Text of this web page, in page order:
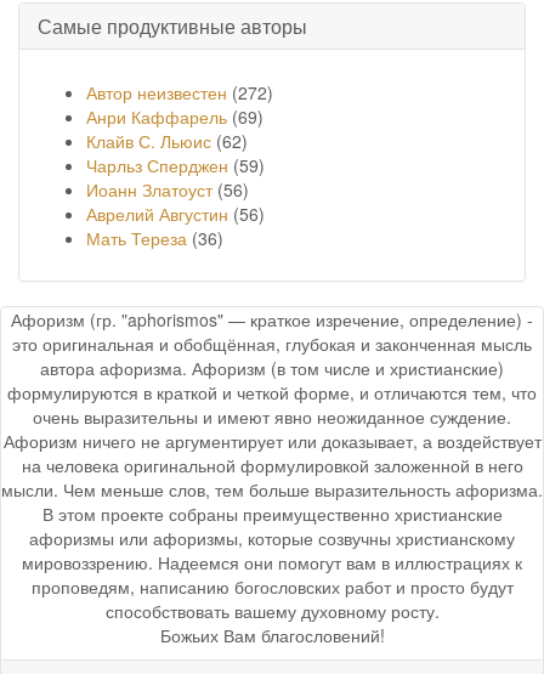
Самые продуктивные авторы
Автор неизвестен (272)
Анри Каффарель (69)
Клайв С. Льюис (62)
Чарльз Сперджен (59)
Иоанн Златоуст(56)
Аврелий Августин (56)
Мать Тереза (36)
Афоризм (гр. "aphorismos" — краткое изречение, определение) -
это оригинальная и обобщённая, глубокая и законченная мысль
автора афоризма. Афоризм (в том числе и христианские)
формулируются в краткой и четкой форме, и отличаются тем, что
очень выразительны и имеют явно неожиданное суждение.
Афоризм ничего не аргументирует или доказывает, а воздействует
на человека оригинальной формулировкой заложенной в него
мысли. Чем меньше слов, тем больше выразительность афоризма.
В этом проекте собраны преимущественно христианские
афоризмы или афоризмы, которые созвучны христианскому
мировоззрению. Надеемся они помогут вам в иллюстрациях к
проповедям, написанию богословских работ и просто будут
способствовать вашему духовному росту.
Божьих Вам благословений!